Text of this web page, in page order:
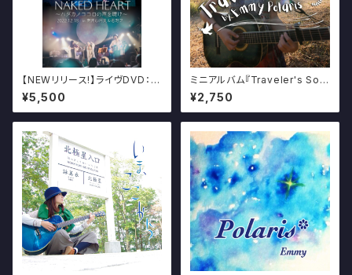
【NEWリリース!】ライヴDVD：詠
美衣10周年記念ライブ『LISTE
N TO YOU NAKED HEART～
ハダカノココロの声を聴け～ 』
¥5,500
ミニアルバム『Traveler's Son
g』
¥2,750